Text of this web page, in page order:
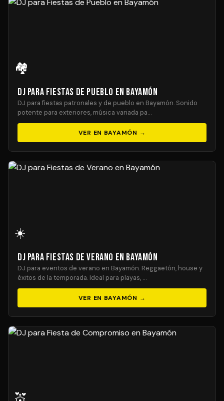
🏘️
DJ para Fiestas de Pueblo en Bayamón
DJ para fiestas patronales y de pueblo en Bayamón. Sonido
potente para exteriores, música variada pa…
VER EN BAYAMÓN →
☀️
DJ para Fiestas de Verano en Bayamón
DJ para eventos de verano en Bayamón. Reggaetón, house y
éxitos de la temporada. Ideal para playas, …
VER EN BAYAMÓN →
💒